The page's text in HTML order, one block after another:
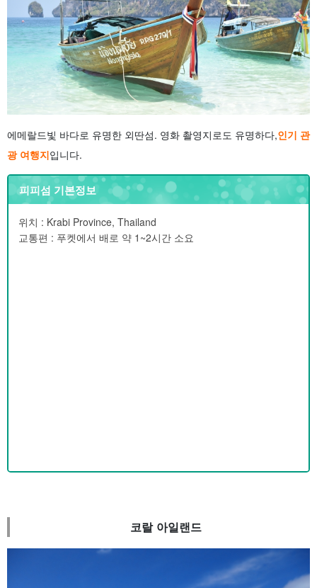
에메랄드빛 바다로 유명한 외딴섬. 영화 촬영지로도 유명하다,인기 관
광 여행지입니다.
피피섬 기본정보
위치 : Krabi Province, Thailand
교통편 : 푸켓에서 배로 약 1~2시간 소요
코랄 아일랜드